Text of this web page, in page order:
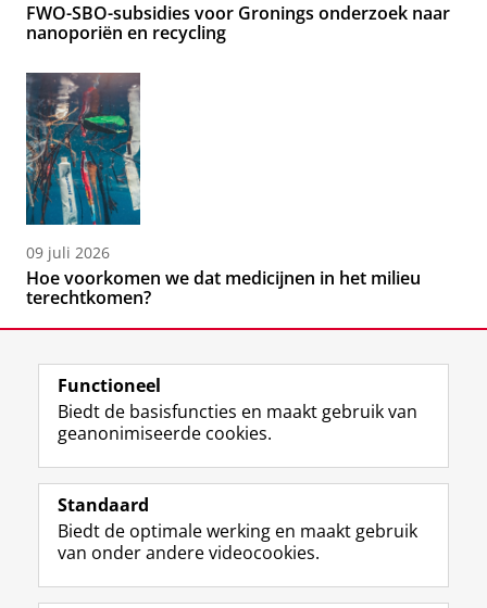
FWO-SBO-subsidies voor Gronings onderzoek naar
nanoporiën en recycling
09 juli 2026
Hoe voorkomen we dat medicijnen in het milieu
terechtkomen?
Volg de RUG
F
a
e
b
o
L
i
k
e
I
R
S
-
f
e
I
n
t
r
Y
o
T
e
Studiekiezers
Functioneel
Biedt de basisfuncties en maakt gebruik van
geanonimiseerde cookies.
Standaard
Biedt de optimale werking en maakt gebruik
van onder andere videocookies.